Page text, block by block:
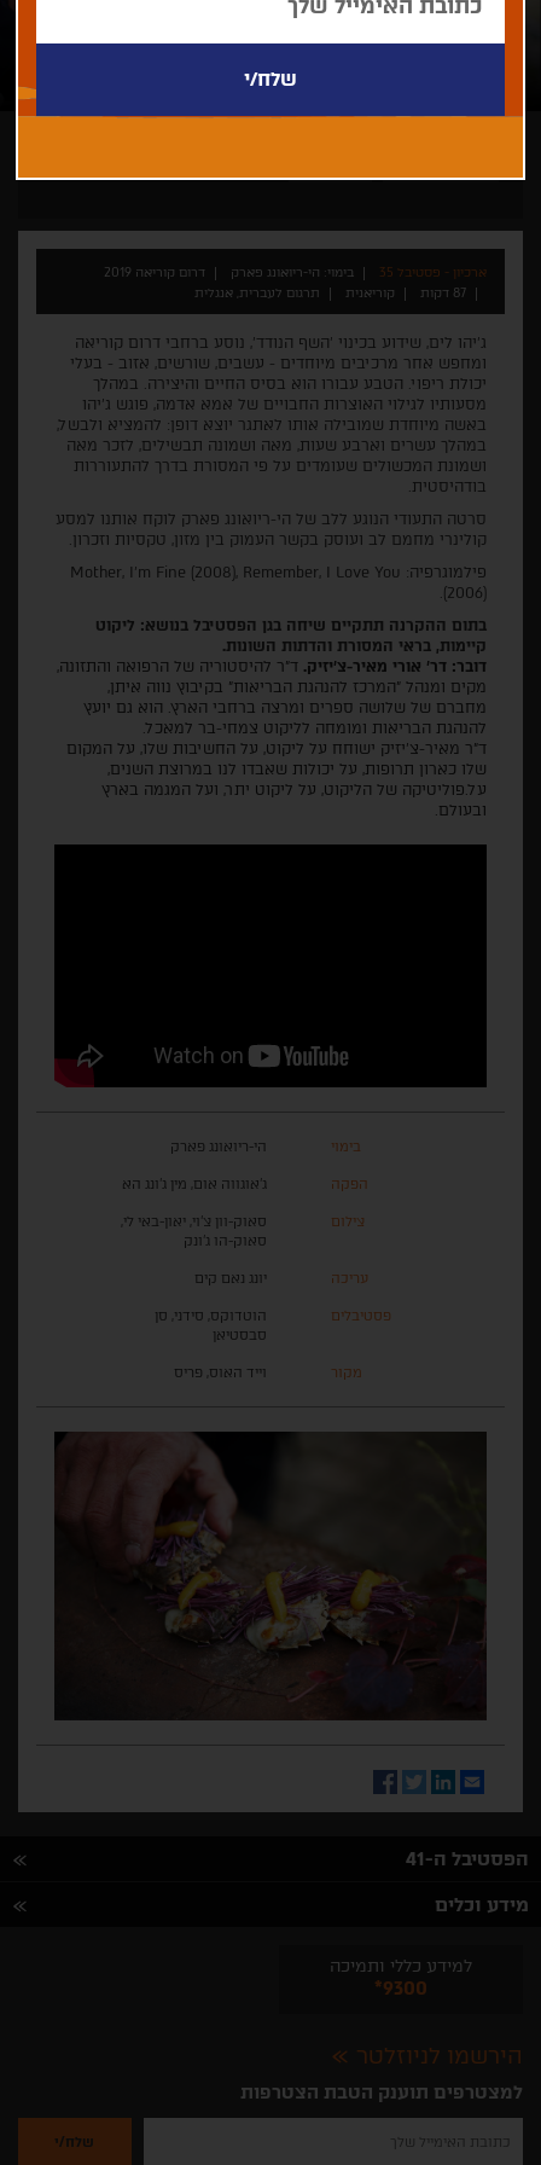
ארכיון - פסטיבל 35 בימוי: הי-ריואונג פארק
דרום קוריאה 2019
87 דקות
קוריאנית תרגום לעברית, אנגלית
ג'יהו לים, שידוע בכינוי 'השף הנודד', נוסע ברחבי דרום קוריאה
ומחפש אחר מרכיבים מיוחדים - עשבים, שורשים, אזוב - בעלי
יכולת ריפוי. הטבע עבורו הוא בסיס החיים והיצירה. במהלך
מסעותיו לגילוי האוצרות החבויים של אמא אדמה, פוגש ג'יהו
באשה מיוחדת שמובילה אותו לאתגר יוצא דופן: להמציא ולבשל,
במהלך עשרים וארבע שעות, מאה ושמונה תבשילים, לזכר מאה
ושמונת המכשולים שעומדים על פי המסורת בדרך להתעוררות
בודהיסטית.
סרטה התעודי הנוגע ללב של הי-ריואונג פארק לוקח אותנו למסע
קולינרי מחמם לב ועוסק בקשר העמוק בין מזון, טקסיות וזכרון.
פילמוגרפיה: Mother, I’m Fine (2008), Remember, I Love You
(2006).
בתום ההקרנה תתקיים שיחה בגן הפסטיבל בנושא: ליקוט
קיימות, בראי המסורת והדתות השונות.
דובר: דר' אורי מאיר-צ'יזיק. ד"ר להיסטוריה של הרפואה והתזונה,
מקים ומנהל "המרכז להנהגת הבריאות" בקיבוץ נווה איתן,
מחברם של שלושה ספרים ומרצה ברחבי הארץ. הוא גם יועץ
להנהגת הבריאות ומומחה לליקוט צמחי-בר למאכל
ד"ר מאיר-צ'יזיק ישוחח על ליקוט, על החשיבות שלו, על המקום
שלו כארון תרופות, על יכולות שאבדו לנו במרוצת השנים,
על.פוליטיקה של הליקוט, על ליקוט יתר, ועל המגמה בארץ
ובעולם
בימוי הי-ריואונג פארק
הפקה ג'אוגווה אום, מין ג'ונג הא
צילום
סאוק-וון צ'וי, יאון-באי לי,
סאוק-הו ג'ונק
עריכה יונג נאם קים
פסטיבלים
הוטדוקס, סידני, סן
סבסטיאן
מקור וייד האוס, פריס
Email
LinkedIn
Twitter
Facebook
הפסטיבל ה-41
מידע וכלים
למידע כללי ותמיכה
*9300
הירשמו לניוזלטר
למצטרפים תוענק הטבת הצטרפות
להזין